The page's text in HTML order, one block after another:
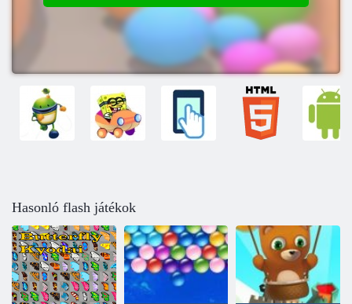
Hasonló flash játékok